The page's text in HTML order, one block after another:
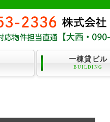
一棟貸ビル
BUILDING